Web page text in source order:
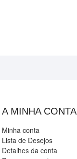
A MINHA CONTA
Minha conta
Lista de Desejos
Detalhes da conta